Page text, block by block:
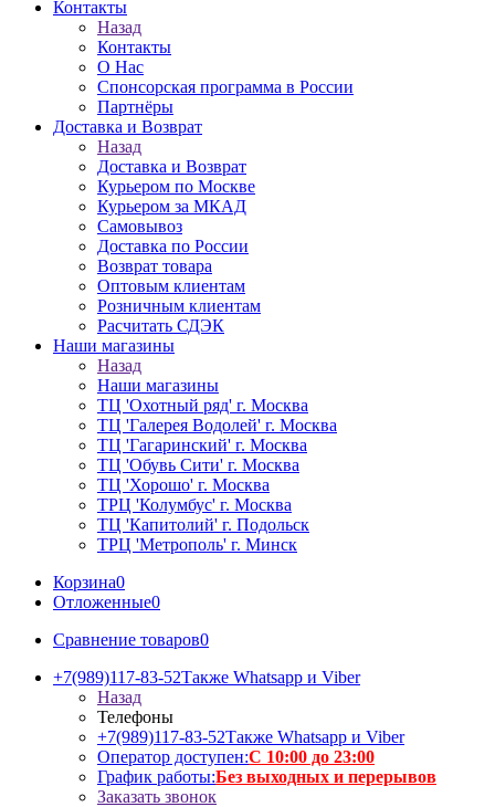
Контакты
Назад
Контакты
О Нас
Спонсорская программа в России
Партнёры
Доставка и Возврат
Назад
Доставка и Возврат
Курьером по Москве
Курьером за МКАД
Самовывоз
Доставка по России
Возврат товара
Оптовым клиентам
Розничным клиентам
Расчитать СДЭК
Наши магазины
Назад
Наши магазины
ТЦ 'Охотный ряд' г. Москва
ТЦ 'Галерея Водолей' г. Москва
ТЦ 'Гагаринский' г. Москва
ТЦ 'Обувь Сити' г. Москва
ТЦ 'Хорошо' г. Москва
ТРЦ 'Колумбус' г. Москва
ТЦ 'Капитолий' г. Подольск
ТРЦ 'Метрополь' г. Минск
Корзина0
Отложенные0
Сравнение товаров0
+7(989)117-83-52Также Whatsapp и Viber
Назад
Телефоны
+7(989)117-83-52Также Whatsapp и Viber
Оператор доступен:С 10:00 до 23:00
График работы:Без выходных и перерывов
Заказать звонок